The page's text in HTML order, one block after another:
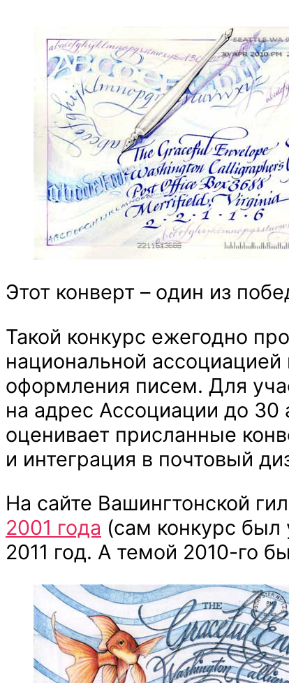
Этот конверт – один из
Такой конкурс ежегодно
национальной ассоциацией
оформления писем. Для
на адрес Ассоциации до
оценивает присланные
и интеграция в почтовый
На сайте Вашингтонской
2001 года (сам конкурс
2011 год. А темой 2010-го